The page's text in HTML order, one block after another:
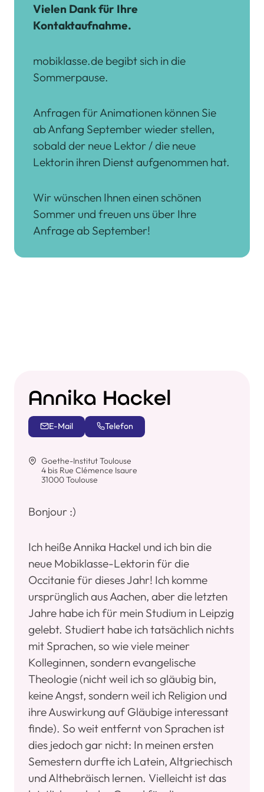
Vielen Dank für Ihre
Kontaktaufnahme.
mobiklasse.de begibt sich in die
Sommerpause.
Anfragen für Animationen können Sie
ab Anfang September wieder stellen,
sobald der neue Lektor / die neue
Lektorin ihren Dienst aufgenommen hat.
Wir wünschen Ihnen einen schönen
Sommer und freuen uns über Ihre
Anfrage ab September!
Annika Hackel
E-Mail Telefon
Goethe-Institut Toulouse
4 bis Rue Clémence Isaure
31000 Toulouse
Bonjour :)
Ich heiße Annika Hackel und ich bin die
neue Mobiklasse-Lektorin für die
Occitanie für dieses Jahr! Ich komme
ursprünglich aus Aachen, aber die letzten
Jahre habe ich für mein Studium in Leipzig
gelebt. Studiert habe ich tatsächlich nichts
mit Sprachen, so wie viele meiner
Kolleginnen, sondern evangelische
Theologie (nicht weil ich so gläubig bin,
keine Angst, sondern weil ich Religion und
ihre Auswirkung auf Gläubige interessant
finde). So weit entfernt von Sprachen ist
dies jedoch gar nicht: In meinen ersten
Semestern durfte ich Latein, Altgriechisch
und Althebräisch lernen. Vielleicht ist das